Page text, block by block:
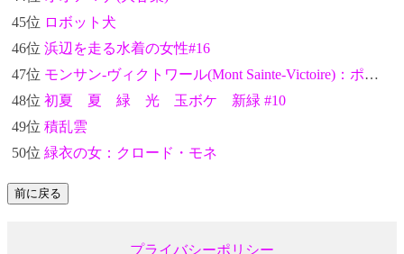
45位 ロボット犬
46位 浜辺を走る水着の女性#16
47位 モンサン-ヴィクトワール(Mont Sainte-Victoire)：ポール・セザンヌ
48位 初夏 夏 緑 光 玉ボケ 新緑 #10
49位 積乱雲
50位 緑衣の女：クロード・モネ
プライバシーポリシー